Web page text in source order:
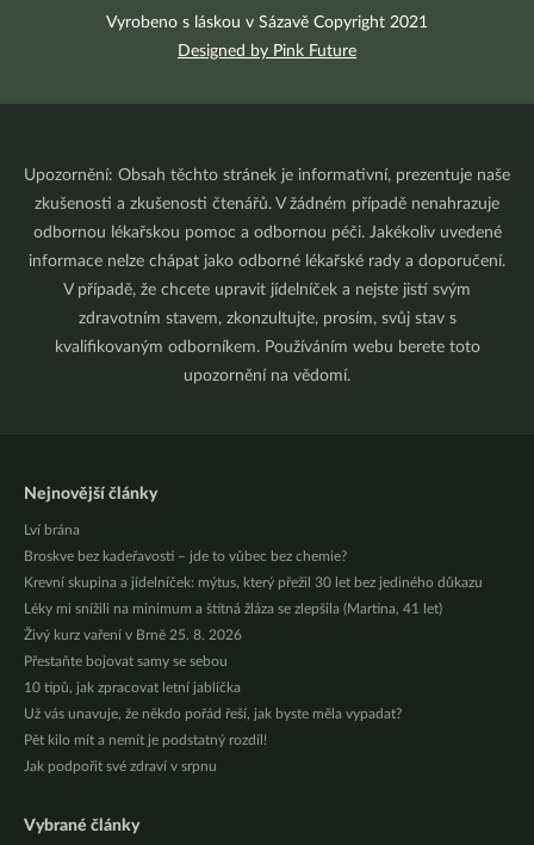
Vyrobeno s láskou v Sázavě Copyright 2021
Designed by Pink Future
Upozornění: Obsah těchto stránek je informativní, prezentuje naše
zkušenosti a zkušenosti čtenářů. V žádném případě nenahrazuje
odbornou lékařskou pomoc a odbornou péči. Jakékoliv uvedené
informace nelze chápat jako odborné lékařské rady a doporučení.
V případě, že chcete upravit jídelníček a nejste jistí svým
zdravotním stavem, zkonzultujte, prosím, svůj stav s
kvalifikovaným odborníkem. Používáním webu berete toto
upozornění na vědomí.
Nejnovější články
Lví brána
Broskve bez kadeřavosti – jde to vůbec bez chemie?
Krevní skupina a jídelníček: mýtus, který přežil 30 let bez jediného důkazu
Léky mi snížili na minimum a štítná žláza se zlepšila (Martina, 41 let)
Živý kurz vaření v Brně 25. 8. 2026
Přestaňte bojovat samy se sebou
10 tipů, jak zpracovat letní jablíčka
Už vás unavuje, že někdo pořád řeší, jak byste měla vypadat?
Pět kilo mít a nemít je podstatný rozdíl!
Jak podpořit své zdraví v srpnu
Vybrané články